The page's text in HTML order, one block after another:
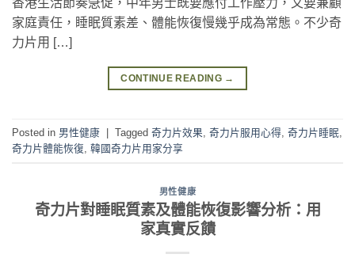
香港生活節奏急促，中年男士既要應付工作壓力，又要兼顧
家庭責任，睡眠質素差、體能恢復慢幾乎成為常態。不少奇
力片用 […]
CONTINUE READING →
Posted in 男性健康 | Tagged 奇力片效果 奇力片服用心得 奇力片睡眠
奇力片體能恢復 韓國奇力片用家分享
男性健康
奇力片對睡眠質素及體能恢復影響分析：用
家真實反饋